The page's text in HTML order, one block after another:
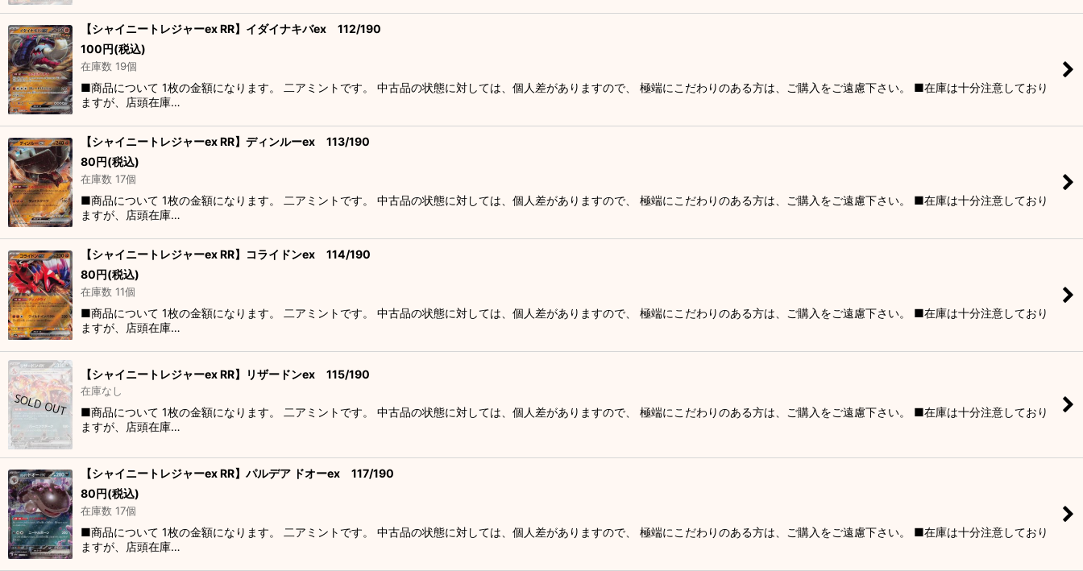
【シャイニートレジャーex RR】イダイナキバex 112/190
100円(税込)
在庫数 19個
■商品について 1枚の金額になります。 二アミントです。 中古品の状態に対しては、個人差がありますので、 極端にこだわりのある方は、ご購入をご遠慮下さい。 ■在庫は十分注意しており
ますが、店頭在庫…
【シャイニートレジャーex RR】ディンルーex 113/190
80円(税込)
在庫数 17個
■商品について 1枚の金額になります。 二アミントです。 中古品の状態に対しては、個人差がありますので、 極端にこだわりのある方は、ご購入をご遠慮下さい。 ■在庫は十分注意しており
ますが、店頭在庫…
【シャイニートレジャーex RR】コライドンex 114/190
80円(税込)
在庫数 11個
■商品について 1枚の金額になります。 二アミントです。 中古品の状態に対しては、個人差がありますので、 極端にこだわりのある方は、ご購入をご遠慮下さい。 ■在庫は十分注意しており
ますが、店頭在庫…
【シャイニートレジャーex RR】リザードンex 115/190
在庫なし
■商品について 1枚の金額になります。 二アミントです。 中古品の状態に対しては、個人差がありますので、 極端にこだわりのある方は、ご購入をご遠慮下さい。 ■在庫は十分注意しており
ますが、店頭在庫…
【シャイニートレジャーex RR】パルデア ドオーex 117/190
80円(税込)
在庫数 17個
■商品について 1枚の金額になります。 二アミントです。 中古品の状態に対しては、個人差がありますので、 極端にこだわりのある方は、ご購入をご遠慮下さい。 ■在庫は十分注意しており
ますが、店頭在庫…